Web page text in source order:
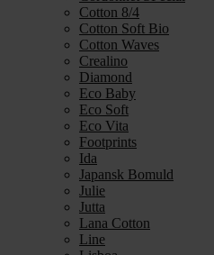
Cotton 8/4
Cotton Soft Bio
Cotton Waves
Crealino
Diamond
Eco Baby
Eco Soft
Eco Vita
Footprints
Ida
Japansk Bomuld
Julie
Jutta
Lana Cotton
Line